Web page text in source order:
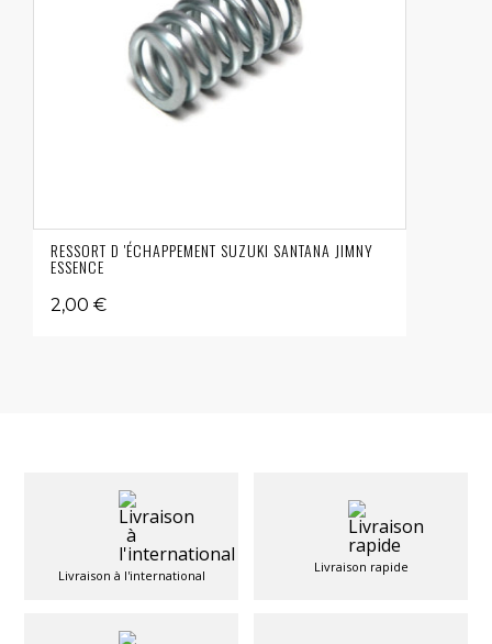
RESSORT D 'ÉCHAPPEMENT SUZUKI SANTANA JIMNY
ESSENCE
2,00 €
Livraison à l'international
Livraison rapide